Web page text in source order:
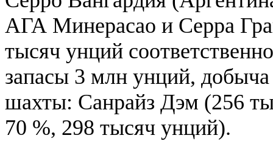
АГА Минерасао и Серра
тысяч унций
запасы 3 млн унций,
шахты: Санрайз Дэм (256
70 %, 298 тысяч унций).